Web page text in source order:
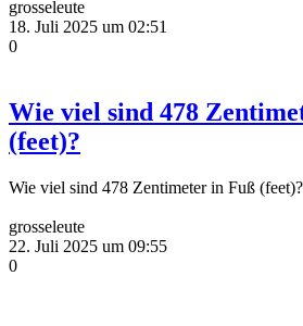
grosseleute
18. Juli 2025 um 02:51
0
Wie viel sind 478
(feet)?
Wie viel sind 478 Zentimeter in Fuß (feet)?
grosseleute
22. Juli 2025 um 09:55
0